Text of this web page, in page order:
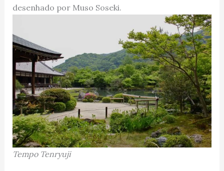
desenhado por Muso Soseki.
Tempo Tenryuji